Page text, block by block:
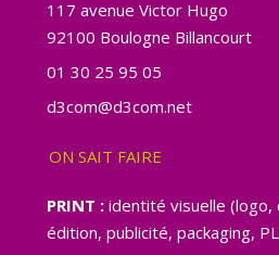
117 avenue Victor Hugo
92100 Boulogne Billancourt
01 30 25 95 05
d3com@d3com.net
ON SAIT FAIRE
PRINT :identité visuelle (logo,
édition, publicité, packaging,